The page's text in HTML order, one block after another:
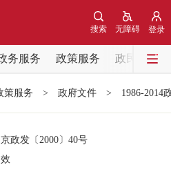
登录
无障碍
搜索
务服务 政策服务
政民互动
中央精神
策服务 > 政府文件 > 1986-2014
京政发 〔2000〕 40号